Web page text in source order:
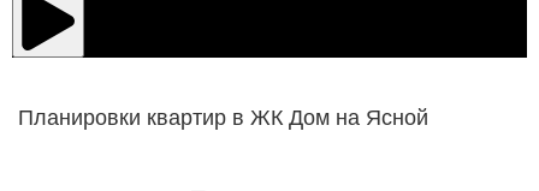
Планировки квартир в ЖК Дом на Ясной